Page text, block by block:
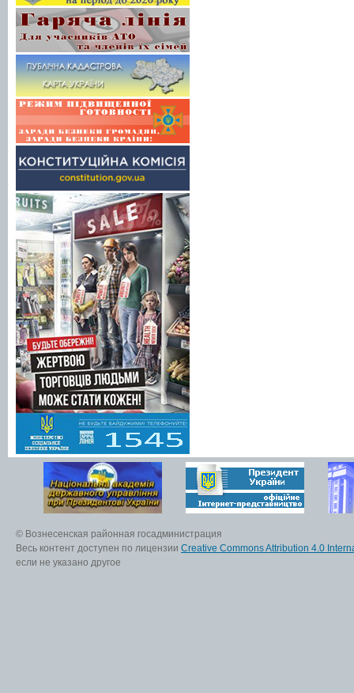
© Вознесенская районная госадминистрация
Весь контент доступен по лицензии Creative Commons Attribution 4.0
если не указано другое